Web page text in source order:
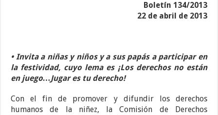
Boletín 134/2013
22 de abril de 2013
• Invita a niñas y niños y a sus papás a participar en
la festividad, cuyo lema es ¡Los derechos no están
en juego…Jugar es tu derecho!
Con el fin de promover y difundir los derechos
humanos de la niñez, la Comisión de Derechos